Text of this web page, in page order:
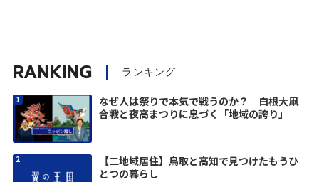
RANKING ランキング
なぜ人は祭りで本気で戦うのか？ 白根大凧
合戦と夜高まつりに息づく「地域の誇り」
【二地域居住】鳥取と高知で見つけたもうひ
とつの暮らし